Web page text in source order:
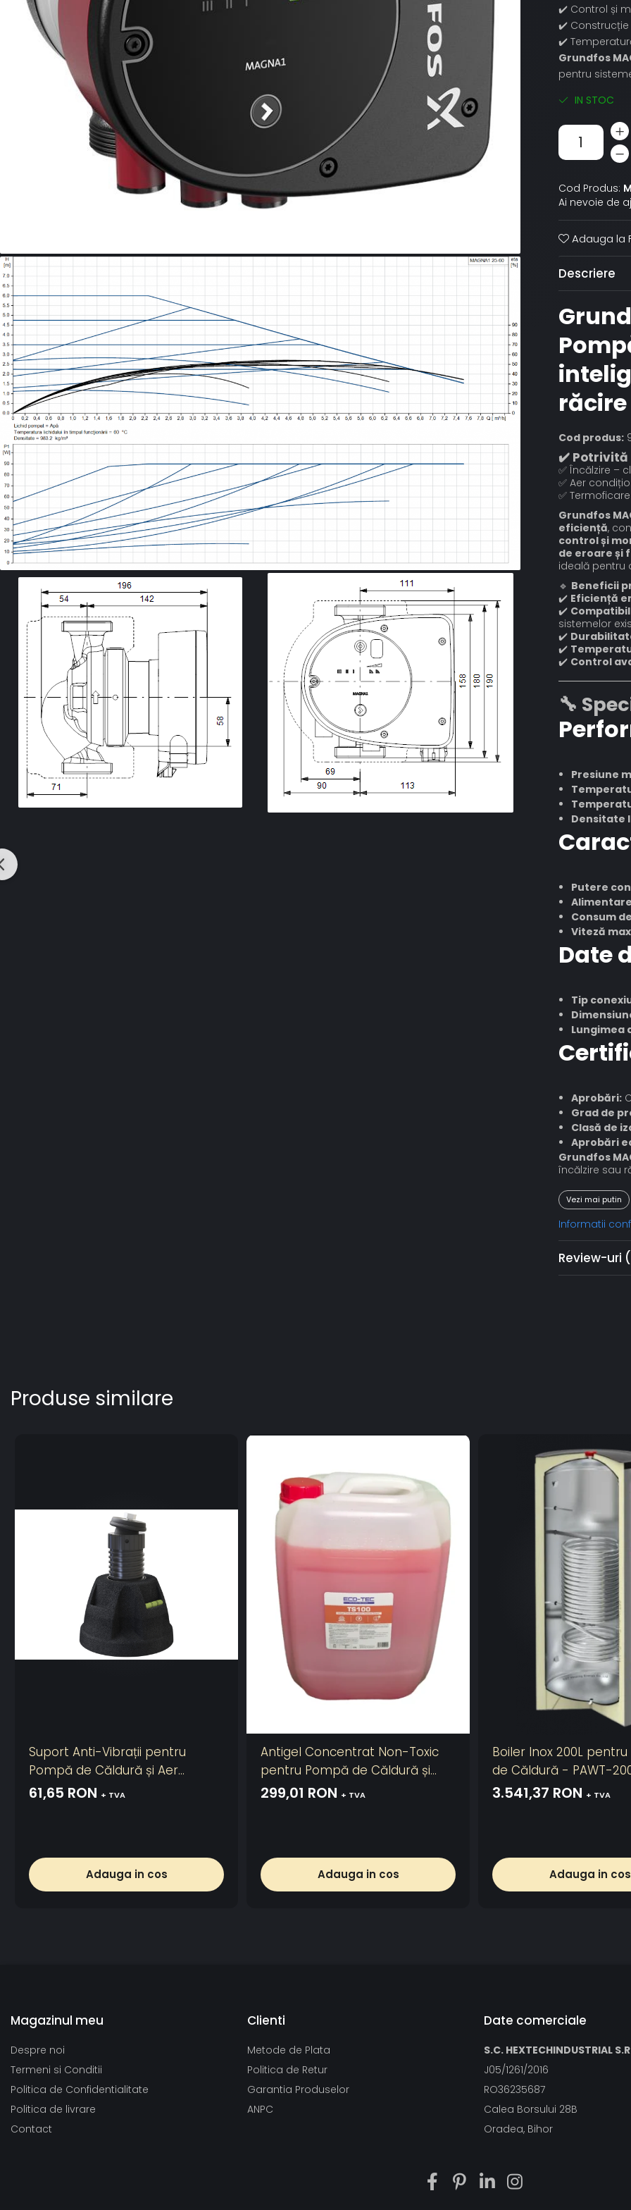
✔️ Control și
✔️
✔️
Grundfos
pentru
IN STOC
Cod Produs:
Ai nevoie de
Adauga la
Descriere
răcire
Cod produs:
✔️ Potrivită
✅ Încălzire –
✅ Aer
✅ Termoficare
Grundfos
eficiență,
control și
de eroare și
ideală pentru
🔹 Beneficii
✔️ Eficiență
✔️
sistemelor
✔️
✔️
✔️ Control
🔧
Presiune
Densitate
Putere
Consum
Viteză
Date
Tip
Lungimea
Aprobări:
Grad de
Clasă de
Aprobări
Grundfos
încălzire sau
Vezi mai putin
Informatii
Review-uri
Produse similare
Suport Anti-Vibrații pentru
Pompă de Căldură și Aer
Condiționat
61,65 RON + TVA
Adauga in cos
Antigel Concentrat Non-Toxic
pentru Pompă de Căldură și
Instalații Termice - TS100
299,01 RON + TVA
Adauga in cos
Boiler Inox 200L
de Căldură - PAWT-
3.541,37 RON + TVA
Adauga in cos
Magazinul meu
Despre noi
Termeni si Conditii
Politica de Confidentialitate
Politica de livrare
Contact
Clienti
Metode de Plata
Politica de Retur
Garantia Produselor
ANPC
Date comerciale
S.C. HEXTECHINDUSTRIAL
J05/1261/2016
RO36235687
Calea Borsului 28B
Oradea, Bihor